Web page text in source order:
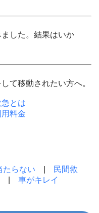
した。結果はいか
て移動されたい方へ。
とは
用料金
たらない
民間救
|車がキレイ